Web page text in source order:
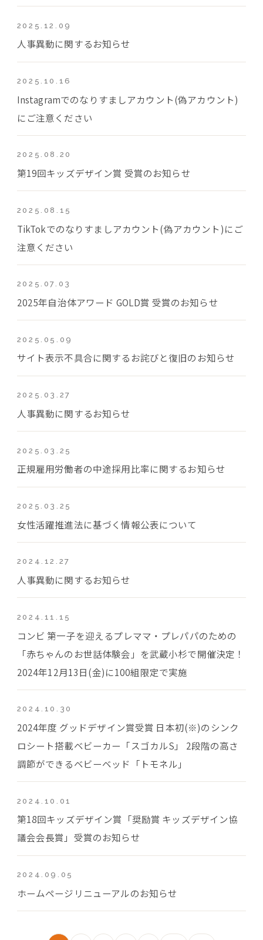
2025.12.09
人事異動に関するお知らせ
2025.10.16
Instagramでのなりすましアカウント(偽アカウント)
にご注意ください
2025.08.20
第19回キッズデザイン賞 受賞のお知らせ
2025.08.15
TikTokでのなりすましアカウント(偽アカウント)にご
注意ください
2025.07.03
2025年自治体アワード GOLD賞 受賞のお知らせ
2025.05.09
サイト表示不具合に関するお詫びと復旧のお知らせ
2025.03.27
人事異動に関するお知らせ
2025.03.25
正規雇用労働者の中途採用比率に関するお知らせ
2025.03.25
女性活躍推進法に基づく情報公表について
2024.12.27
人事異動に関するお知らせ
2024.11.15
コンビ 第一子を迎えるプレママ・プレパパのための
「赤ちゃんのお世話体験会」を武蔵小杉で開催決定！
2024年12月13日(金)に100組限定で実施
2024.10.30
2024年度 グッドデザイン賞受賞 日本初(※)のシンク
ロシート搭載ベビーカー「スゴカルS」 2段階の高さ
調節ができるベビーベッド「トモネル」
2024.10.01
第18回キッズデザイン賞「奨励賞 キッズデザイン協
議会会長賞」受賞のお知らせ
2024.09.05
ホームページリニューアルのお知らせ